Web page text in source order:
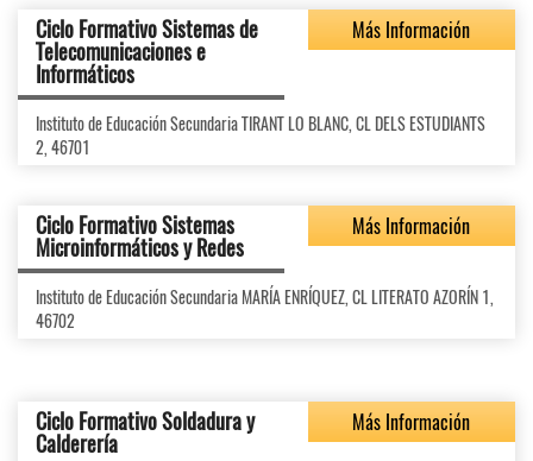
Ciclo Formativo Sistemas de
Telecomunicaciones e
Informáticos
Más Información
Instituto de Educación Secundaria TIRANT LO BLANC, CL DELS ESTUDIANTS
2, 46701
Ciclo Formativo Sistemas
Microinformáticos y Redes
Más Información
Instituto de Educación Secundaria MARÍA ENRÍQUEZ, CL LITERATO AZORÍN 1,
46702
Ciclo Formativo Soldadura y
Calderería
Más Información